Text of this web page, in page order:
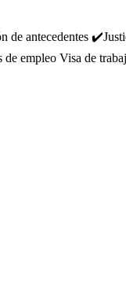
antecedentes
empleo Visa de